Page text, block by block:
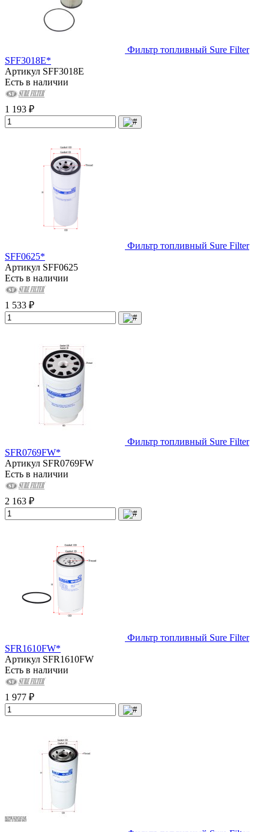
Фильтр топливный Sure Filter
SFF3018E*
Артикул SFF3018E
Есть в наличии
1 193 ₽
Фильтр топливный Sure Filter
SFF0625*
Артикул SFF0625
Есть в наличии
1 533 ₽
Фильтр топливный Sure Filter
SFR0769FW*
Артикул SFR0769FW
Есть в наличии
2 163 ₽
Фильтр топливный Sure Filter
SFR1610FW*
Артикул SFR1610FW
Есть в наличии
1 977 ₽